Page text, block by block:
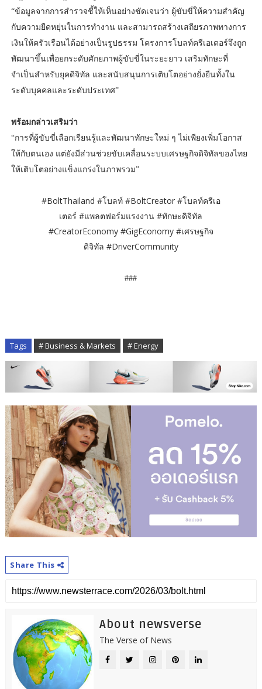
“ข้อมูลจากการสำรวจชี้ให้เห็นอย่างชัดเจนว่า ผู้ขับขี่ให้ความสำคัญ
กับความยืดหยุ่นในการทำงาน และสามารถสร้างเสถียรภาพทางการ
เงินให้ครัวเรือนได้อย่างเป็นรูปธรรม โครงการโบลท์ครีเอเตอร์จึงถูก
พัฒนาขึ้นเพื่อยกระดับศักยภาพผู้ขับขี่ในระยะยาว เสริมทักษะที่
จำเป็นสำหรับยุคดิจิทัล และสนับสนุนการเติบโตอย่างยั่งยืนทั้งใน
ระดับบุคคลและระดับประเทศ”
พร้อมกล่าวเสริมว่า
“การที่ผู้ขับขี่เลือกเรียนรู้และพัฒนาทักษะใหม่ ๆ ไม่เพียงเพิ่มโอกาส
ให้กับตนเอง แต่ยังมีส่วนช่วยขับเคลื่อนระบบเศรษฐกิจดิจิทัลของไทย
ให้เติบโตอย่างแข็งแกร่งในภาพรวม”
#BoltThailand #โบลท์ #BoltCreator #โบลท์ครีเอ
เตอร์ #แพลตฟอร์มแรงงาน #ทักษะดิจิทัล
#CreatorEconomy #GigEconomy #เศรษฐกิจ
ดิจิทัล #DriverCommunity
###
Tags # Business & Markets # Energy
Share This
About newsverse
The Verse of News